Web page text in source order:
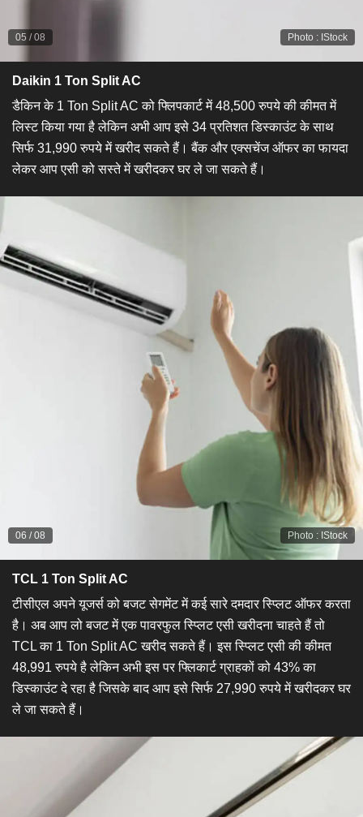
Photo : IStock
05 /08
Daikin 1 Ton Split AC
डैकिन के 1 Ton Split AC को फ्लिपकार्ट में 48,500 रुपये की कीमत में
लिस्ट किया गया है लेकिन अभी आप इसे 34 प्रतिशत डिस्काउंट के साथ
सिर्फ 31,990 रुपये में खरीद सकते हैं। बैंक और एक्सचेंज ऑफर का फायदा
लेकर आप एसी को सस्ते में खरीदकर घर ले जा सकते हैं।
Photo : IStock
06 /08
TCL 1 Ton Split AC
टीसीएल अपने यूजर्स को बजट सेगमेंट में कई सारे दमदार स्प्लिट ऑफर करता
है। अब आप लो बजट में एक पावरफुल स्प्लिट एसी खरीदना चाहते हैं तो
TCL का 1 Ton Split AC खरीद सकते हैं। इस स्प्लिट एसी की कीमत
48,991 रुपये है लेकिन अभी इस पर फ्लिकार्ट ग्राहकों को 43% का
डिस्काउंट दे रहा है जिसके बाद आप इसे सिर्फ 27,990 रुपये में खरीदकर घर
ले जा सकते हैं।